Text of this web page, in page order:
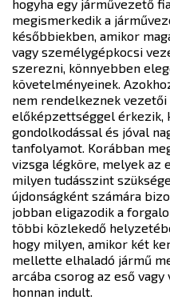
hogyha egy járművezető
megismerkedik a
későbbiekben, amikor
vagy személygépkocsi
szerezni, könnyebben
követelményeinek.
nem rendelkeznek
előképzettséggel érkezik,
gondolkodással és jóval
tanfolyamot. Korábban
vizsga légköre, melyek az
milyen tudásszint
újdonságként számára
jobban eligazodik a
többi közlekedő
hogy milyen, amikor két
mellette elhaladó jármű
arcába csorog az eső
honnan indult.